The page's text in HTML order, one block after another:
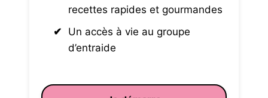
recettes rapides et gourmandes
Un accès à vie au groupe
d’entraide